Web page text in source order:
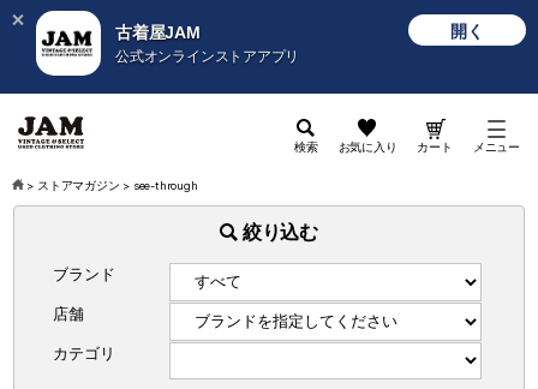
古着屋JAM
公式オンラインストアアプリ
開く
検索 お気に入り カート メニュー
> ストアマガジン > see-through
絞り込む
ブランド
店舗
カテゴリ